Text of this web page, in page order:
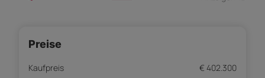
Preise
Kaufpreis
€ 402.300